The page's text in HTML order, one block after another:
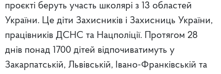
проєкті беруть участь школярі з 13 областей
України. Це діти Захисників і Захисниць України,
працівників ДСНС та Нацполіції. Протягом 28
днів понад 1700 дітей відпочиватимуть у
Закарпатській, Львівській, Івано-Франківській та